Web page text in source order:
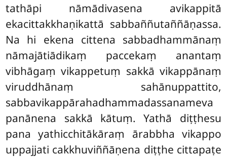
tathāpi nāmādivasena avikappitā
ekacittakkhaṇikattā sabbaññutaññāṇassa.
Na hi ekena cittena sabbadhammānaṃ
nāmajātiādikaṃ paccekaṃ anantaṃ
vibhāgaṃ vikappetuṃ sakkā vikappānaṃ
viruddhānaṃ sahānuppattito,
sabbavikappārahadhammadassanameva
panānena sakkā kātuṃ. Yathā diṭṭhesu
pana yathicchitākāraṃ ārabbha vikappo
uppajjati cakkhuviññāṇena diṭṭhe cittapaṭe